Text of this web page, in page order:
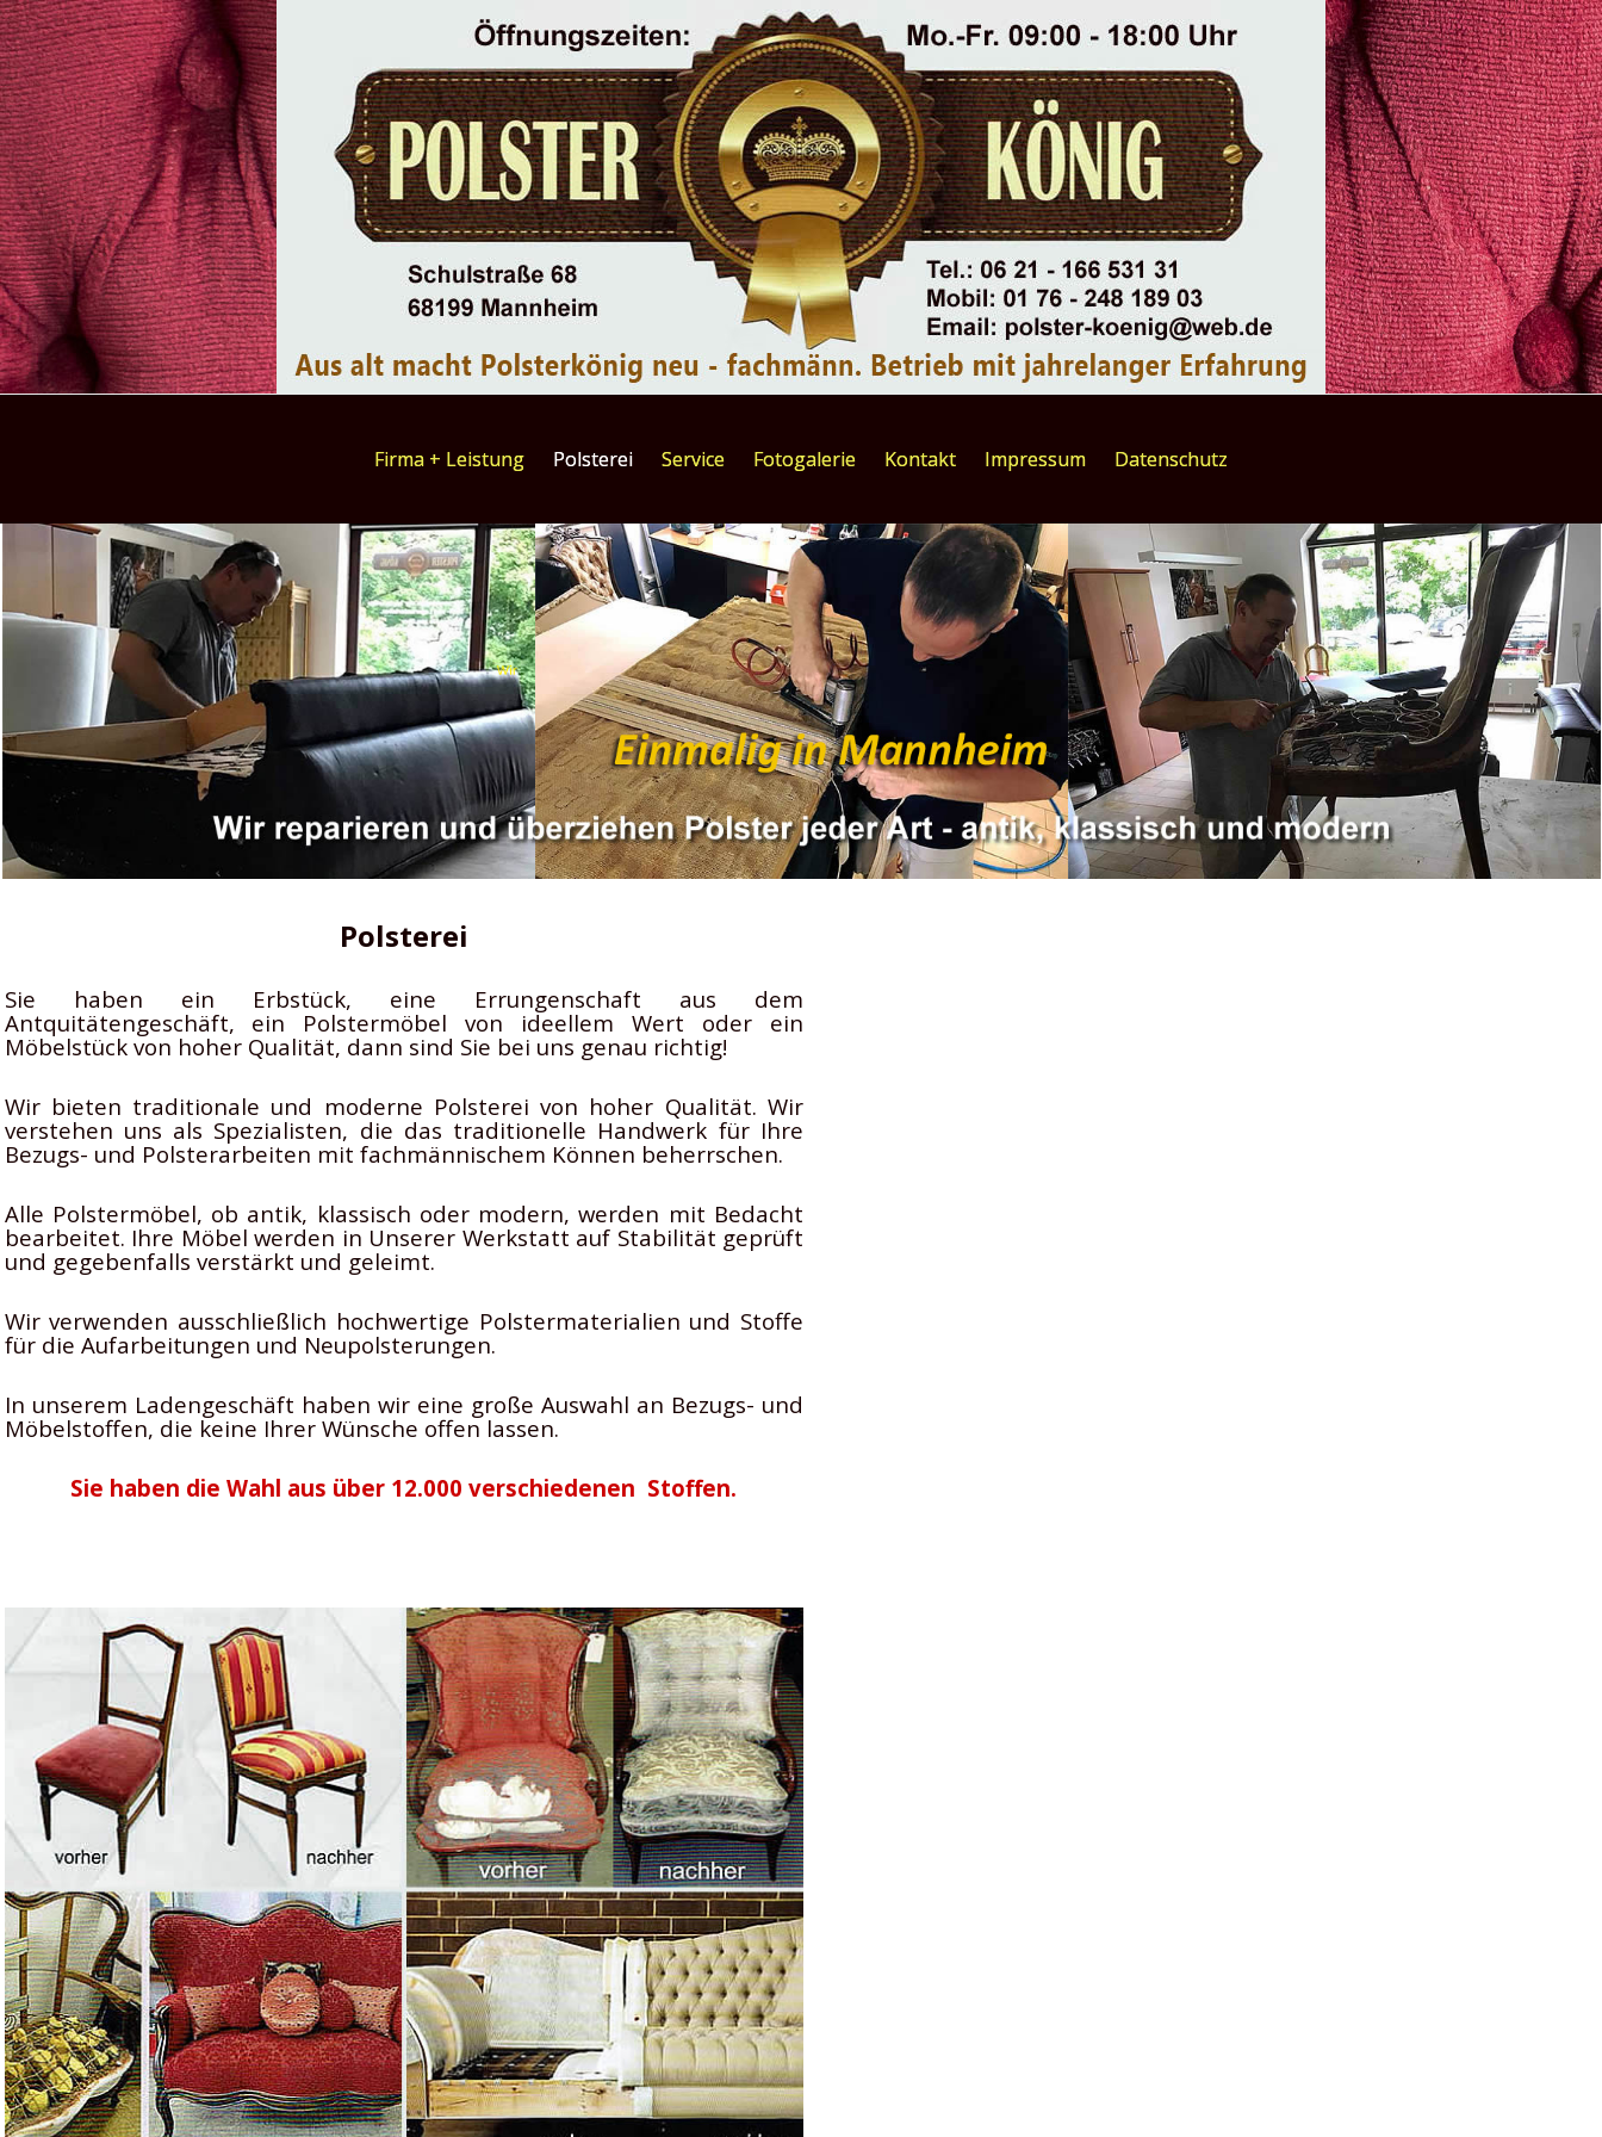
Firma + Leistung Polsterei Service Fotogalerie Kontakt Impressum Datenschutz
Polsterei
Sie haben ein Erbstück, eine Errungenschaft aus dem
Antquitätengeschäft, ein Polstermöbel von ideellem Wert oder ein
Möbelstück von hoher Qualität, dann sind Sie bei uns genau richtig!
Wir bieten traditionale und moderne Polsterei von hoher Qualität. Wir
verstehen uns als Spezialisten, die das traditionelle Handwerk für Ihre
Bezugs- und Polsterarbeiten mit fachmännischem Können beherrschen.
Alle Polstermöbel, ob antik, klassisch oder modern, werden mit Bedacht
bearbeitet. Ihre Möbel werden in Unserer Werkstatt auf Stabilität geprüft
und gegebenfalls verstärkt und geleimt.
Wir verwenden ausschließlich hochwertige Polstermaterialien und Stoffe
für die Aufarbeitungen und Neupolsterungen.
In unserem Ladengeschäft haben wir eine große Auswahl an Bezugs- und
Möbelstoffen, die keine Ihrer Wünsche offen lassen.
Sie haben die Wahl aus über 12.000 verschiedenen Stoffen.